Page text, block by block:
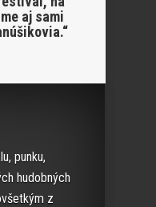
aj sami
punku,
hudobných
z